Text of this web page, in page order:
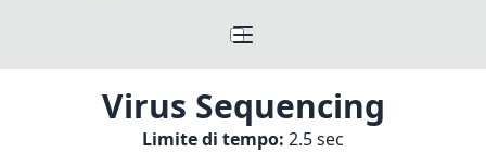
Virus Sequencing
Limite di tempo: 2.5 sec